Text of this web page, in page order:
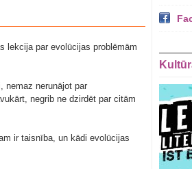
lekcija par evolūcijas problēmām
nemaz nerunājot par
negrib ne dzirdēt par citām
ir taisnība, un kādi evolūcijas